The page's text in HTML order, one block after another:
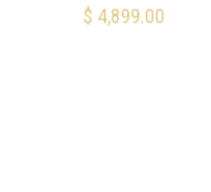
$ 4,899.00
AÑADIR AL CARRITO